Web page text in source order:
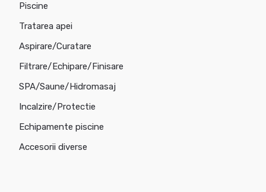
Piscine
Tratarea apei
Aspirare/Curatare
Filtrare/Echipare/Finisare
SPA/Saune/Hidromasaj
Incalzire/Protectie
Echipamente piscine
Accesorii diverse